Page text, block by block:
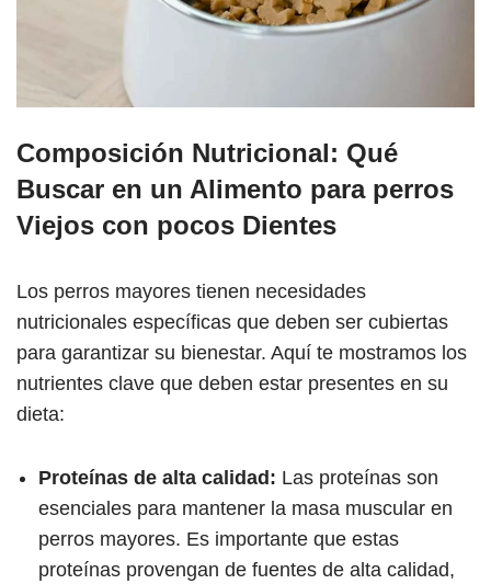
Composición Nutricional: Qué
Buscar en un Alimento para perros
Viejos con pocos Dientes
Los perros mayores tienen necesidades
nutricionales específicas que deben ser cubiertas
para garantizar su bienestar. Aquí te mostramos los
nutrientes clave que deben estar presentes en su
dieta:
Proteínas de alta calidad: Las proteínas son
esenciales para mantener la masa muscular en
perros mayores. Es importante que estas
proteínas provengan de fuentes de alta calidad,